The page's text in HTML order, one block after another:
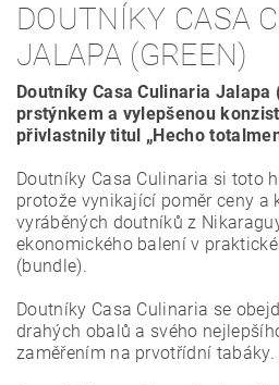
DOUTNÍKY CASA
JALAPA (GREEN)
Doutníky Casa Culinaria
prstýnkem a vylepšenou
přivlastnily titul „Hecho
Doutníky Casa Culinaria si toto
protože vynikající poměr ceny a
vyráběných doutníků z
ekonomického balení v
(bundle).
Doutníky Casa Culinaria se
drahých obalů a svého
zaměřením na prvotřídní tabáky.